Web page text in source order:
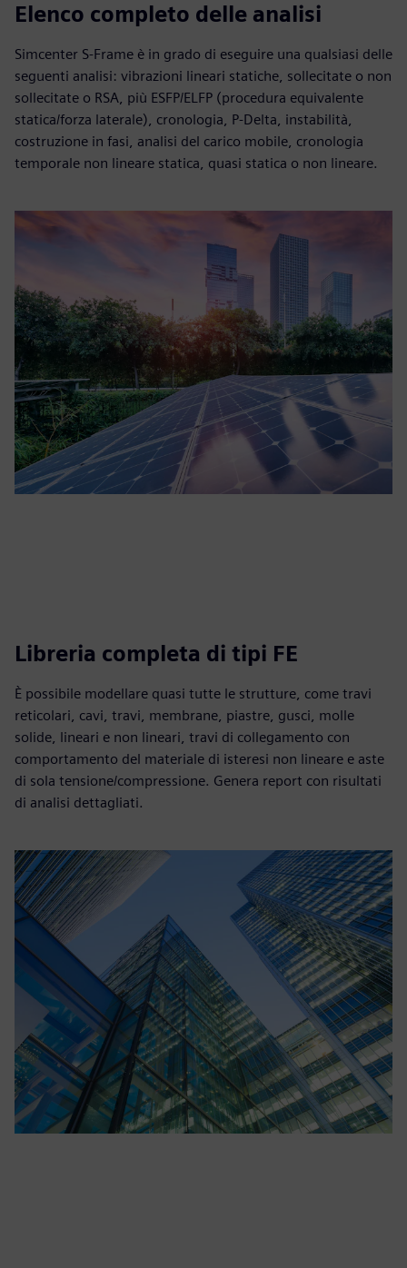
Elenco completo delle analisi
Simcenter S-Frame è in grado di eseguire una qualsiasi delle
seguenti analisi: vibrazioni lineari statiche, sollecitate o non
sollecitate o RSA, più ESFP/ELFP (procedura equivalente
statica/forza laterale), cronologia, P-Delta, instabilità,
costruzione in fasi, analisi del carico mobile, cronologia
temporale non lineare statica, quasi statica o non lineare.
Libreria completa di tipi FE
È possibile modellare quasi tutte le strutture, come travi
reticolari, cavi, travi, membrane, piastre, gusci, molle
solide, lineari e non lineari, travi di collegamento con
comportamento del materiale di isteresi non lineare e aste
di sola tensione/compressione. Genera report con risultati
di analisi dettagliati.